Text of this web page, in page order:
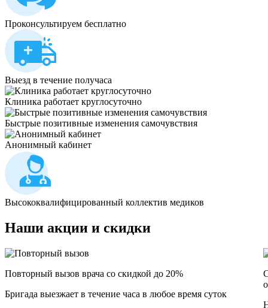
Проконсультируем бесплатно
Выезд в течение получаса
Клиника работает круглосуточно
Быстрые позитивные изменения самочувствия
Анонимный кабинет
Высококвалифицированный коллектив медиков
Наши акции и скидки
Повторный вызов врача со скидкой до 20%
Бригада выезжает в течение часа в любое время суток